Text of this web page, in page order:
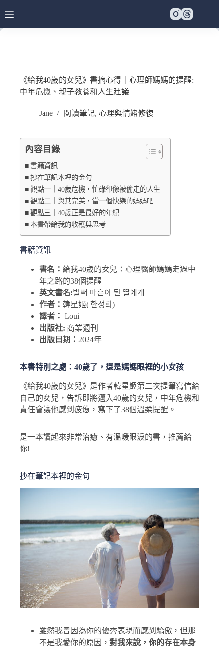
《給我40歲的女兒》書摘心得｜心理師媽媽的提醒:
中年危機、親子教養和人生建議
Jane 閱讀筆記, 心理與情緒修復
內容目錄
書籍資訊
抄在筆記本裡的金句
觀點一｜40歲危機，忙碌卻像被偷走的人生
觀點二｜與其完美，當一個快樂的媽媽吧
觀點三｜40歲正是最好的年紀
本書帶給我的收穫與思考
書籍資訊
書名： 給我40歲的女兒：心理醫師媽媽走過中
年之路的38個提醒
英文書名:벌써 마흔이 된 딸에게
作者： 韓星姬( 한성희)
譯者： Loui
出版社: 商業週刊
出版日期： 2024年
本書特別之處：40歲了，還是媽媽眼裡的小女孩
《給我40歲的女兒》是作者韓星姬第二次提筆寫信給
自己的女兒，告訴即將邁入40歲的女兒，中年危機和
責任會讓他感到疲憊，寫下了38個溫柔提醒。
是一本讀起來非常治癒、有溫暖眼淚的書，推薦給
你!
抄在筆記本裡的金句
雖然我曾因為你的優秀表現而感到驕傲，但那
不是我愛你的原因， 對我來說，你的存在本身